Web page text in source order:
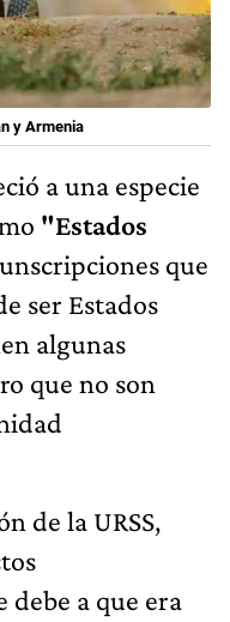
y Armenia
a una especie
"Estados
que
ser Estados
algunas
que no son
de la URSS,
debe a que era